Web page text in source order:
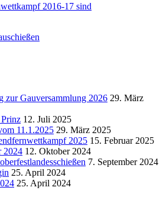
2016-17 sind
zur Gauversammlung 2026 29. März
12. Juli 2025
11.1.2025 29. März 2025
2025 15. Februar 2025
2024 12. Oktober 2024
7. September 2024
25. April 2024
25. April 2024